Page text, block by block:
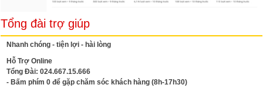
Tổng đài trợ giúp
Nhanh chóng - tiện lợi - hài lòng
Hỗ Trợ Online
Tổng Đài: 024.667.15.666
- Bấm phím 0 để gặp chăm sóc khách hàng (8h-17h30)